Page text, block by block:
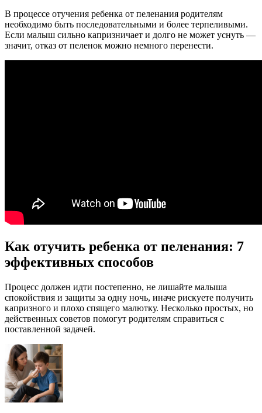
В процессе отучения ребенка от пеленания родителям
необходимо быть последовательными и более терпеливыми.
Если малыш сильно капризничает и долго не может уснуть —
значит, отказ от пеленок можно немного перенести.
Как отучить ребенка от пеленания: 7
эффективных способов
Процесс должен идти постепенно, не лишайте малыша
спокойствия и защиты за одну ночь, иначе рискуете получить
капризного и плохо спящего малютку. Несколько простых, но
действенных советов помогут родителям справиться с
поставленной задачей.